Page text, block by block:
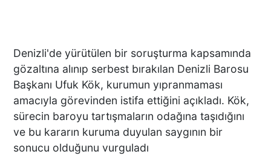
Denizli'de yürütülen bir soruşturma kapsamında
gözaltına alınıp serbest bırakılan Denizli Barosu
Başkanı Ufuk Kök, kurumun yıpranmaması
amacıyla görevinden istifa ettiğini açıkladı. Kök,
sürecin baroyu tartışmaların odağına taşıdığını
ve bu kararın kuruma duyulan saygının bir
sonucu olduğunu vurguladı